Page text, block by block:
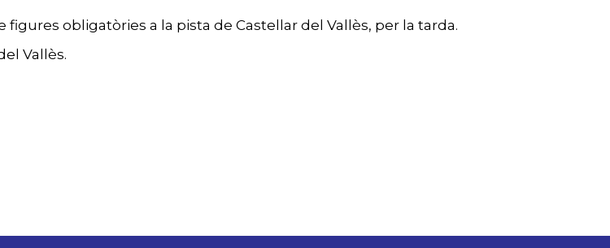
obligatòries a la pista de Castellar del Vallès, per la tarda.
Vallès.